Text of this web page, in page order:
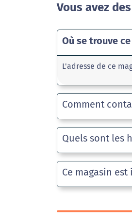
Vous avez
Où se trouve
L'adresse de ce
Comment
Quels sont les
Ce magasin